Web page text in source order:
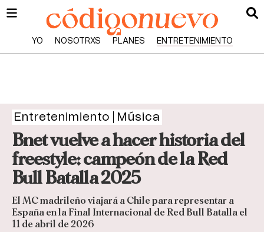
YO NOSOTRXS PLANES ENTRETENIMIENTO
Entretenimiento Música
Bnet vuelve a hacer historia del
freestyle: campeón de la Red
Bull Batalla 2025
El MC madrileño viajará a Chile para representar a
España en la Final Internacional de Red Bull Batalla el
11 de abril de 2026